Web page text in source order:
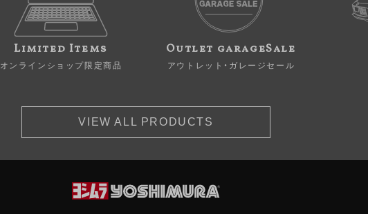
Limited Items
オンラインショップ限定商品
Outlet garageSale
アウトレット・ガレージセール
VIEW ALL PRODUCTS